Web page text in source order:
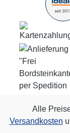
Alle
Versandkosten